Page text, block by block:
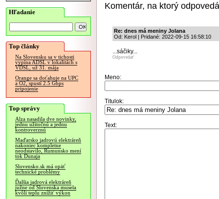
Hľadanie
Top články
Na Slovensku sa v tichosti
vypína ADSL v lokalitách s
VDSL, už 31. mája
Orange sa doťahuje na UPC
a O2, spustí 2.5 Gbps
pripojenie
Top správy
Alza nasadila dve novinky,
jednu užitočnú a jednu
kontroverznú
Maďarsko jadrovú elektráreň
nakoniec kompletne
neodstavilo, Rumunsko mení
tok Dunaja
Slovensko.sk má opäť
technické problémy
Ďalšia jadrová elektráreň
južne od Slovenska musela
kvôli teplu znížiť výkon
Komentár, na ktorý
Re: dnes má meniny Jolana
Od: Kerol | Pridané: 2022-09-15 16:58:10
...sáčiky...
Odpovedať
Meno:
Titulok:
Text: